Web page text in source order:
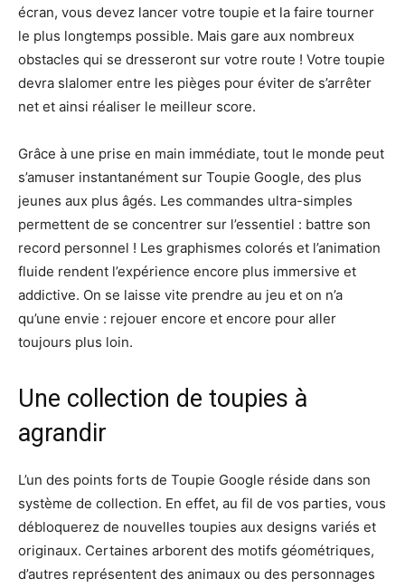
écran, vous devez lancer votre toupie et la faire tourner
le plus longtemps possible. Mais gare aux nombreux
obstacles qui se dresseront sur votre route ! Votre toupie
devra slalomer entre les pièges pour éviter de s’arrêter
net et ainsi réaliser le meilleur score.
Grâce à une prise en main immédiate, tout le monde peut
s’amuser instantanément sur Toupie Google, des plus
jeunes aux plus âgés. Les commandes ultra-simples
permettent de se concentrer sur l’essentiel : battre son
record personnel ! Les graphismes colorés et l’animation
fluide rendent l’expérience encore plus immersive et
addictive. On se laisse vite prendre au jeu et on n’a
qu’une envie : rejouer encore et encore pour aller
toujours plus loin.
Une collection de toupies à
agrandir
L’un des points forts de Toupie Google réside dans son
système de collection. En effet, au fil de vos parties, vous
débloquerez de nouvelles toupies aux designs variés et
originaux. Certaines arborent des motifs géométriques,
d’autres représentent des animaux ou des personnages